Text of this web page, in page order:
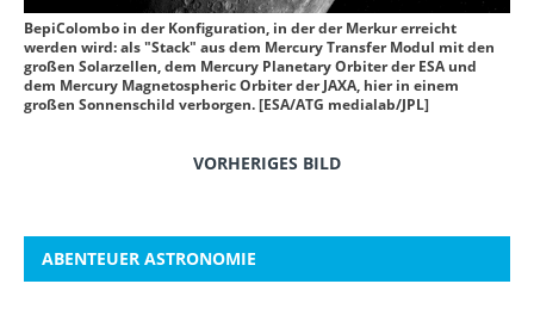
BepiColombo in der Konfiguration, in der der Merkur erreicht
werden wird: als "Stack" aus dem Mercury Transfer Modul mit den
großen Solarzellen, dem Mercury Planetary Orbiter der ESA und
dem Mercury Magnetospheric Orbiter der JAXA, hier in einem
großen Sonnenschild verborgen. [ESA/ATG medialab/JPL]
VORHERIGES BILD
ABENTEUER ASTRONOMIE